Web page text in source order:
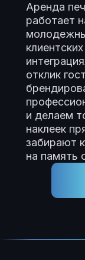
Аренда
работает
отклик
и делаем
наклеек
забирают
на память